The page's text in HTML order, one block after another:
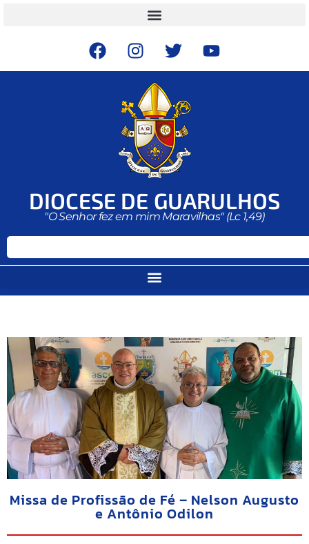
DIOCESE DE GUARULHOS
"O Senhor fez em mim Maravilhas" (Lc 1,49)
Missa de Profissão de Fé – Nelson Augusto
e Antônio Odilon